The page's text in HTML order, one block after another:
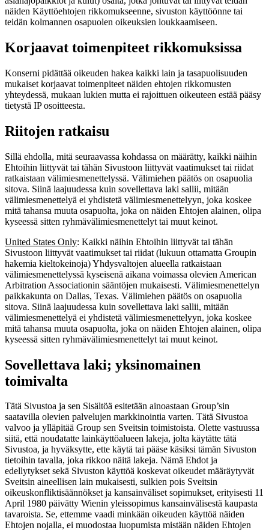
näiden Käyttöehtojen rikkomukseenne, sivuston käyttöönne tai
teidän kolmannen osapuolen oikeuksien loukkaamiseen.
Korjaavat toimenpiteet rikkomuksissa
Konserni pidättää oikeuden hakea kaikki lain ja tasapuolisuuden
mukaiset korjaavat toimenpiteet näiden ehtojen rikkomusten
yhteydessä, mukaan lukien mutta ei rajoittuen oikeuteen estää pääsy
tietystä IP osoitteesta.
Riitojen ratkaisu
Sillä ehdolla, mitä seuraavassa kohdassa on määrätty, kaikki näihin
Ehtoihin liittyvät tai tähän Sivustoon liittyvät vaatimukset tai riidat
ratkaistaan välimiesmenettelyssä. Välimiehen päätös on osapuolia
sitova. Siinä laajuudessa kuin sovellettava laki sallii, mitään
välimiesmenettelyä ei yhdistetä välimiesmenettelyyn, joka koskee
mitä tahansa muuta osapuolta, joka on näiden Ehtojen alainen, olipa
kyseessä sitten ryhmävälimiesmenettelyt tai muut keinot.
United States Only: Kaikki näihin Ehtoihin liittyvät tai tähän
Sivustoon liittyvät vaatimukset tai riidat (lukuun ottamatta Groupin
hakemia kieltokeinoja) Yhdysvaltojen alueella ratkaistaan
välimiesmenettelyssä kyseisenä aikana voimassa olevien American
Arbitration Associationin sääntöjen mukaisesti. Välimiesmenettelyn
paikkakunta on Dallas, Texas. Välimiehen päätös on osapuolia
sitova. Siinä laajuudessa kuin sovellettava laki sallii, mitään
välimiesmenettelyä ei yhdistetä välimiesmenettelyyn, joka koskee
mitä tahansa muuta osapuolta, joka on näiden Ehtojen alainen, olipa
kyseessä sitten ryhmävälimiesmenettelyt tai muut keinot.
Sovellettava laki; yksinomainen
toimivalta
Tätä Sivustoa ja sen Sisältöä esitetään ainoastaan Group’sin
saatavilla olevien palvelujen markkinointia varten. Tätä Sivustoa
valvoo ja ylläpitää Group sen Sveitsin toimistoista. Olette vastuussa
siitä, että noudatatte lainkäyttöalueen lakeja, jolta käytätte tätä
Sivustoa, ja hyväksytte, ette käytä tai pääse käsiksi tämän Sivuston
tietoihin tavalla, joka rikkoo näitä lakeja. Nämä Ehdot ja
edellytykset sekä Sivuston käyttöä koskevat oikeudet määräytyvät
Sveitsin aineellisen lain mukaisesti, sulkien pois Sveitsin
oikeuskonfliktisäännökset ja kansainväliset sopimukset, erityisesti 11
April 1980 päivätty Wienin yleissopimus kansainvälisestä kaupasta
tavaroista. Se, ettemme vaadi minkään oikeuden käyttöä näiden
Ehtojen nojalla, ei muodostaa luopumista mistään näiden Ehtojen